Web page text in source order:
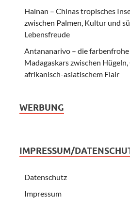
Hainan – Chinas tropisches
zwischen Palmen, Kultur und
Lebensfreude
Antananarivo – die
Madagaskars zwischen
afrikanisch-asiatischem Flair
WERBUNG
IMPRESSUM/
Datenschutz
Impressum